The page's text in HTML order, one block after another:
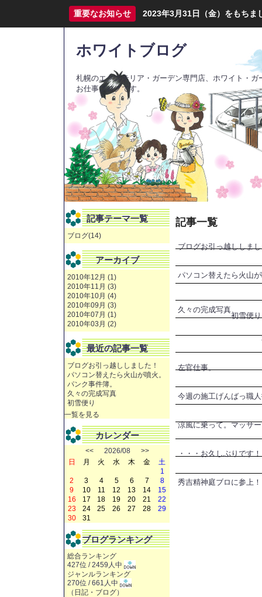
重要なお知らせ 2023年3月31日（金）をもちま
ホワイトブログ
札幌のエクステリア・ガーデン専門店、ホワイト・ガ
お仕事ブログです。
記事一覧
ブログお引っ越ししま
パソコン替えたら火山
久々の完成写真
初雪便り
左官仕事。
今週の施工げんばっ職
涼風に乗って。マッサ
・・・お久しぶりです！
秀吉精神庭ブロに参上！
記事テーマ一覧
ブログ(14)
アーカイブ
2010年12月 (1)
2010年11月 (3)
2010年10月 (4)
2010年09月 (3)
2010年07月 (1)
2010年03月 (2)
最近の記事一覧
ブログお引っ越ししました！
パソコン替えたら火山が噴火。
パンク事件簿。
久々の完成写真
初雪便り
一覧を見る
カレンダー
<<2026/08 >>
日
月 火 水 木 金
土
1
2
3 4 5 6 7
8
9
10 11 12 13 14
15
16
17 18 19 20 21
22
23
24 25 26 27 28
29
30
31
ブログランキング
総合ランキング
427位 / 2459人中
ジャンルランキング
270位 / 661人中
（ 日記・ブログ）